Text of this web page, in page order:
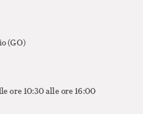
(GO)
ore 10:30 alle ore 16:00